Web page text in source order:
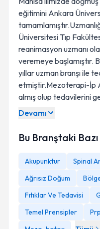
eğitimini Ankara
Üniversitesi Tıp
reanimasyon uzmanı
veremeye başlamıştır.
yıllar uzman branşı ile
etmiştir.Mezoterapi-İp
almış olup tedavilerini
Devamı
Bu Branştaki
Akupunktur Spinal
Ağrısız Doğum
Fıtıklar Ve Tedavisi
Temel Prensipler